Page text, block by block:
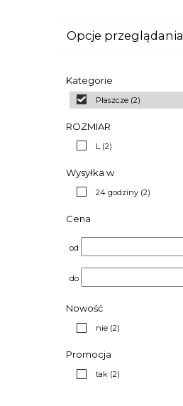
Opcje przeglądania
Kategorie
Płaszcze (2)
ROZMIAR
L (2)
Wysyłka w
24 godziny (2)
Cena
od
do
Nowość
nie (2)
Promocja
tak (2)